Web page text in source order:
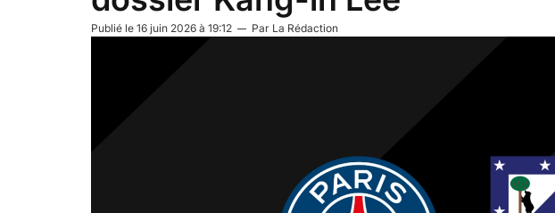
Publié le 16 juin 2026 à 19:12 Par La Rédaction